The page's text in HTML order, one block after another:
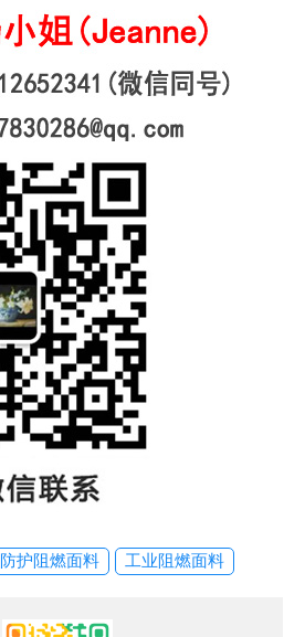
防护阻燃面料 工业阻燃面料